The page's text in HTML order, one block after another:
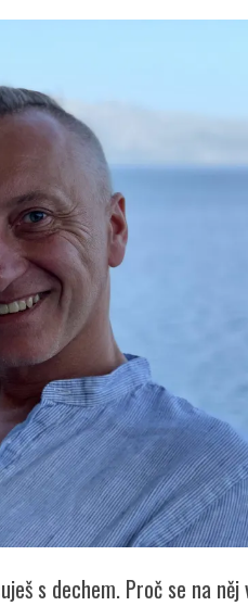
s dechem. Proč se na něj